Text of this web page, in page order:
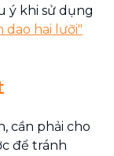
ý khi sử dụng
dao hai lưỡi"
cần phải cho
để tránh